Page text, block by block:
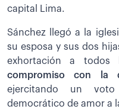
capital Lima.
Sánchez llegó a la
su esposa y sus dos
exhortación a todos
compromiso con la
ejercitando un
democrático de amor a